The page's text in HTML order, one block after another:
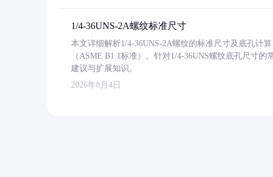
1/4-36UNS-2A螺纹标准尺寸
本文详细解析1/4-36UNS-2A螺纹的标准尺寸及底孔计
（ASME B1.1标准）。针对1/4-36UNS螺纹底孔尺寸
建议与扩展知识。
2026年8月4日